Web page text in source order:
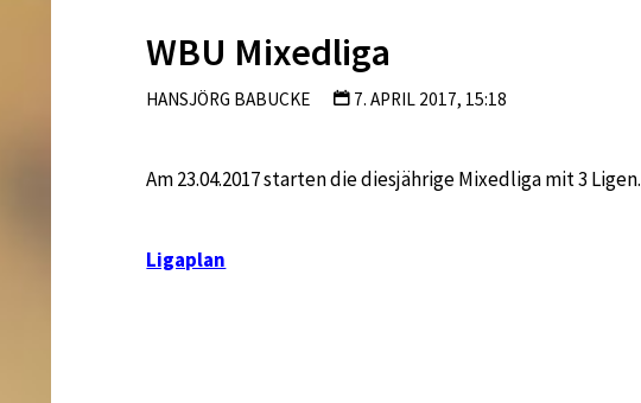
WBU Mixedliga
HANSJÖRG BABUCKE 7. APRIL 2017, 15:18
Am 23.04.2017 starten die diesjährige Mixedliga mit 3 Ligen.
Ligaplan